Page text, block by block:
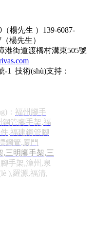
楊先生 ）139-6087-
楊先生）
港街道渡橋村溝東505號
-1 技術(shù)支持：
： 福州腳手
鋼管腳手架,福
,福建鋼管腳
鋼管, 廈門
,三明腳手架,三
腳手架,漳州,泉
),羅源,福清,